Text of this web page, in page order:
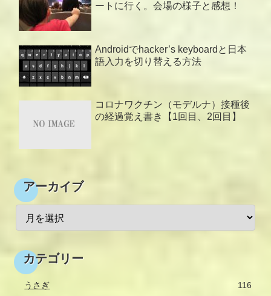
ートに行く。会場の様子と感想！
Androidでhacker’s keyboardと日本
語入力を切り替える方法
コロナワクチン（モデルナ）接種後
の経過覚え書き【1回目、2回目】
アーカイブ
カテゴリー
うさぎ 116